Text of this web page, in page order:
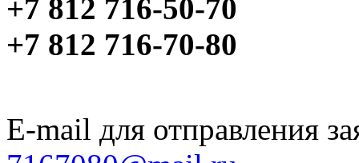
+7 812 716-50-70
+7 812 716-70-80
E-mail для отправления